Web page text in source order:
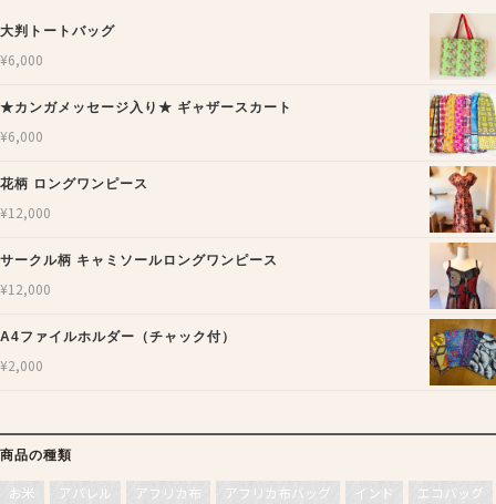
大判トートバッグ
¥6,000
★カンガメッセージ入り★ ギャザースカート
¥6,000
花柄 ロングワンピース
¥12,000
サークル柄 キャミソールロングワンピース
¥12,000
A4ファイルホルダー（チャック付）
¥2,000
商品の種類
お米 アパレル アフリカ布 アフリカ布バッグ インド エコバッグ